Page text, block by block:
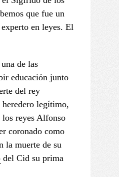
que fue un
en leyes. El
de las
educación junto
del rey
heredero legítimo,
reyes Alfonso
coronado como
la muerte de su
del Cid su prima